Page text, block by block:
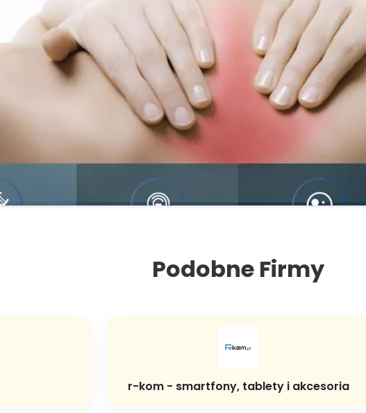
Podobne Firmy
r-kom - smartfony, tablety i akcesoria